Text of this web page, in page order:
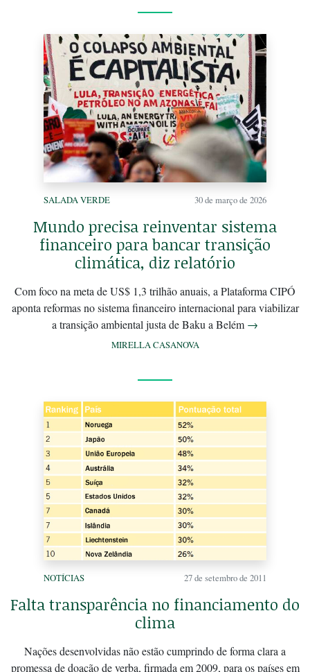
SALADA VERDE 30 de março de 2026
Mundo precisa reinventar sistema
financeiro para bancar transição
climática, diz relatório
Com foco na meta de US$ 1,3 trilhão anuais, a Plataforma CIPÓ
aponta reformas no sistema financeiro internacional para viabilizar
a transição ambiental justa de Baku a Belém →
MIRELLA CASANOVA
NOTÍCIAS 27 de setembro de 2011
Falta transparência no financiamento do
clima
Nações desenvolvidas não estão cumprindo de forma clara a
promessa de doação de verba, firmada em 2009, para os países em